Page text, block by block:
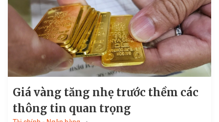
Giá vàng tăng nhẹ trước thềm các
thông tin quan trọng